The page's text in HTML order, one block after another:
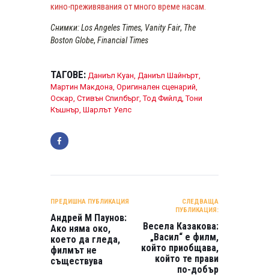
кино-преживявания от много време насам.
Снимки: Los Angeles Times, Vanity Fair, The
Boston Globe, Financial Times
ТАГОВЕ: Даниъл Куан Даниъл Шайнърт
Мартин Макдона Оригинален сценарий
Оскар Стивън Спилбърг,Тод Фийлд ,Тони
Къшнър Шарлът Уелс
ПРЕДИШНА ПУБЛИКАЦИЯ
Андрей М Паунов:
Ако няма око,
което да гледа,
филмът не
съществува
СЛЕДВАЩА
ПУБЛИКАЦИЯ:
Весела Казакова:
„Васил“ е филм,
който приобщава,
който те прави
по-добър